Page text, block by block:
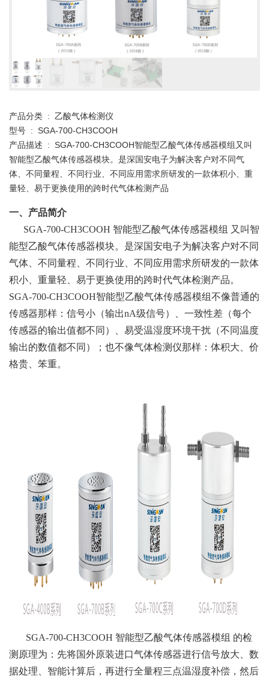
产品分类 : 乙酸气体检测仪
型号 : SGA-700-CH3COOH
产品描述 : SGA-700-CH3COOH智能型乙酸气体传感器模组又叫
智能型乙酸气体传感器模块。是深国安电子为解决客户对不同气
体、不同量程、不同行业、不同应用需求所研发的一款体积小、重
量轻、易于更换使用的跨时代气体检测产品
一、产品简介
SGA-700-CH3COOH 智能型乙酸气体传感器模组 又叫智
能型乙酸气体传感器模块。是深国安电子为解决客户对不同
气体、不同量程、不同行业、不同应用需求所研发的一款体
积小、重量轻、易于更换使用的跨时代气体检测产品。
SGA-700-CH3COOH智能型乙酸气体传感器模组不像普通的
传感器那样：信号小（输出nA级信号）、一致性差（每个
传感器的输出值都不同）、易受温湿度环境干扰（不同温度
输出的数值都不同）；也不像气体检测仪那样：体积大、价
格贵、笨重。
SGA-700-CH3COOH 智能型乙酸气体传感器模组 的检
测原理为：先将国外原装进口气体传感器进行信号放大、数
据处理、智能计算后，再进行全量程三点温湿度补偿，然后